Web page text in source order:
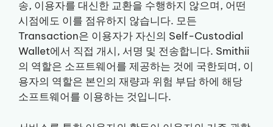
송, 이용자를 대신한 교환을 수행하지 않으며, 어떤
시점에도 이를 점유하지 않습니다. 모든
Transaction은 이용자가 자신의 Self-Custodial
Wallet에서 직접 개시, 서명 및 전송합니다. Smithii
의 역할은 소프트웨어를 제공하는 것에 국한되며, 이
용자의 역할은 본인의 재량과 위험 부담 하에 해당
소프트웨어를 이용하는 것입니다.